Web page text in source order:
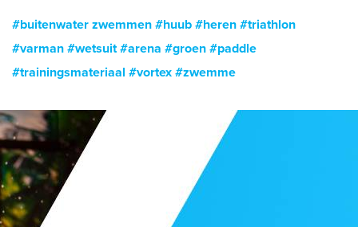
#buitenwater zwemmen#huub#heren#triathlon
#varman#wetsuit#arena #groen#paddle
#trainingsmateriaal #vortex#zwemme